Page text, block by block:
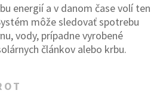
energií a v danom čase volí ten
môže sledovať spotrebu
vody, prípadne vyrobené
článkov alebo krbu.